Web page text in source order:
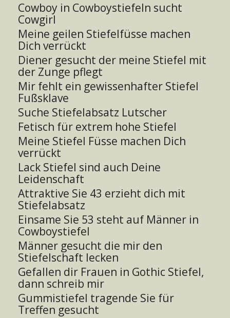
Cowboy in Cowboystiefeln sucht
Cowgirl
Meine geilen Stiefelfüsse machen
Dich verrückt
Diener gesucht der meine Stiefel mit
der Zunge pflegt
Mir fehlt ein gewissenhafter Stiefel
Fußsklave
Suche Stiefelabsatz Lutscher
Fetisch für extrem hohe Stiefel
Meine Stiefel Füsse machen Dich
verrückt
Lack Stiefel sind auch Deine
Leidenschaft
Attraktive Sie 43 erzieht dich mit
Stiefelabsatz
Einsame Sie 53 steht auf Männer in
Cowboystiefel
Männer gesucht die mir den
Stiefelschaft lecken
Gefallen dir Frauen in Gothic Stiefel,
dann schreib mir
Gummistiefel tragende Sie für
Treffen gesucht